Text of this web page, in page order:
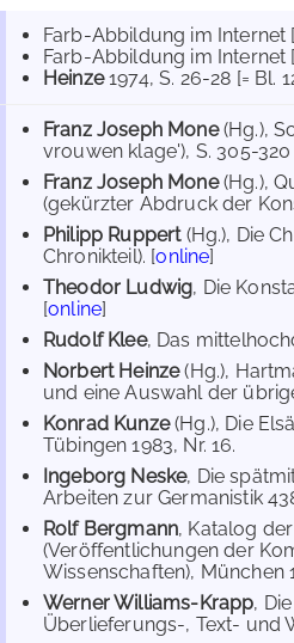
Farb-Abbildung im Internet
Farb-Abbildung im Internet
Heinze1974, S. 26-28 [= Bl.
Franz Joseph Mone(Hg.),
vrouwen klage'), S. 305-
Franz Joseph Mone(Hg.),
(gekürzter Abdruck der
Philipp Ruppert (Hg.), Die
Chronikteil). [online]
Theodor Ludwig, Die
[online]
Rudolf Klee, Das
Norbert Heinze(Hg.),
und eine Auswahl der
Konrad Kunze(Hg.), Die
Tübingen 1983, Nr. 16.
Ingeborg Neske, Die
Arbeiten zur Germanistik
Rolf Bergmann, Katalog
(Veröffentlichungen der
Wissenschaften), München
Werner Williams-Krapp,
Überlieferungs-, Text- und